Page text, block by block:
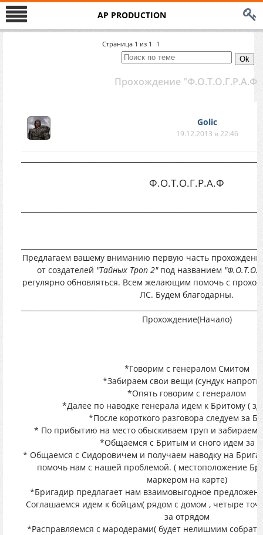
AP PRODUCTION
Страница 1 из 1 1
Прохождение "Ф.О.Т.О.Г.Р.А.Ф.
Golic
19.12.2013 в 22:46
Ф.О.Т.О.Г.Р.А.Ф
Предлагаем вашему вниманию первую часть
от создателей "Тайных Троп 2"под названием
регулярно обновляться. Всем желающим помочь с
ЛС. Будем благодарны.
Прохождение(Начало)
*Говорим с генералом Смитом
*Забираем свои вещи (сундук
*Опять говорим с генералом
*Далее по наводке генерала идем к Бритому (
*После короткого разговора следуем за
* По прибытию на место обыскиваем труп и забираем
*Общаемся с Бритым и сного идем за
* Общаемся с Сидоровичем и получаем наводку на
помочь нам с нашей проблемой. ( местоположение
маркером на карте)
*Бригадир предлагает нам взаимовыгодное
Соглашаемся идем к бойцам( рядом с домом , четыре
за отрядом
*Расправляемся с мародерами( будет нелишмим